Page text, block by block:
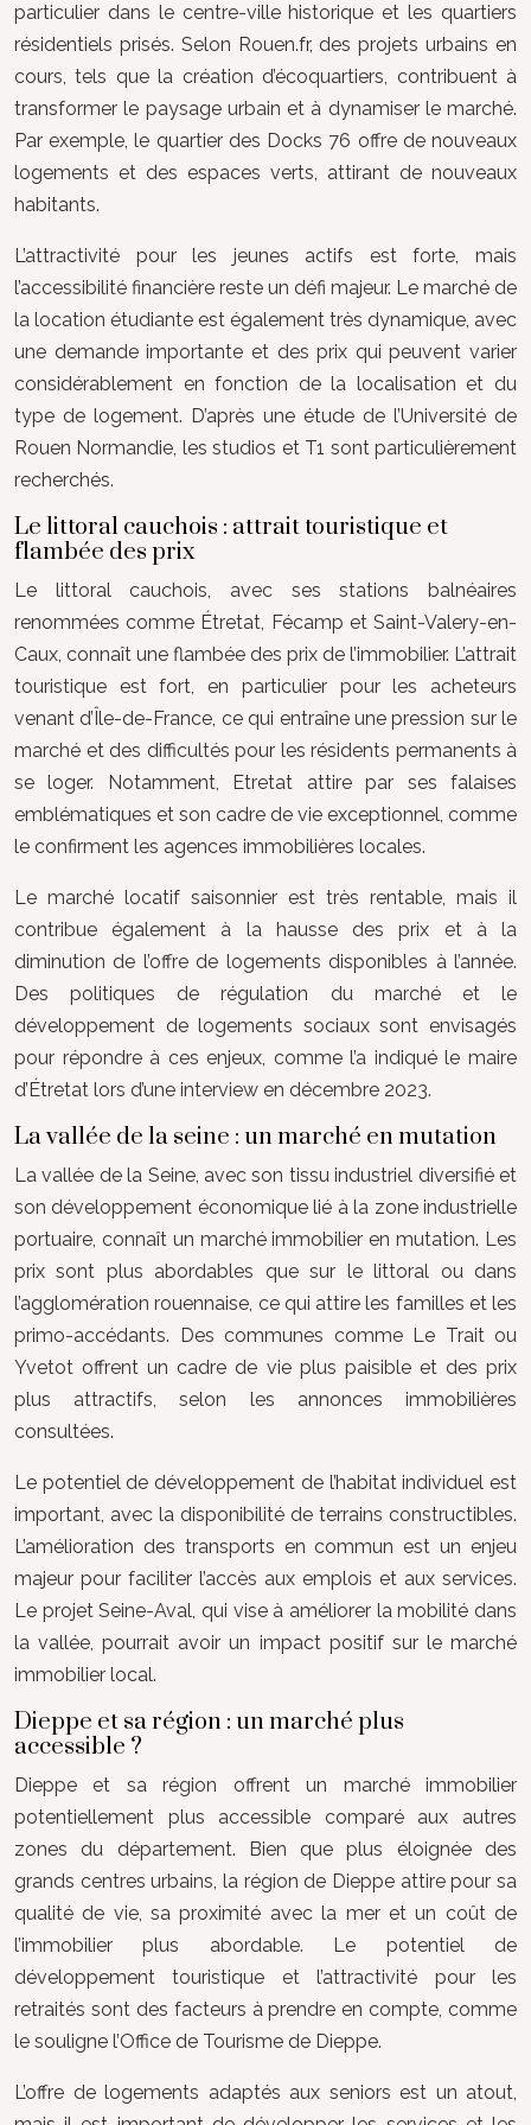
particulier dans le centre-ville historique et les quartiers
résidentiels prisés. Selon Rouen.fr, des projets urbains en
cours, tels que la création d’écoquartiers, contribuent à
transformer le paysage urbain et à dynamiser le marché.
Par exemple, le quartier des Docks 76 offre de nouveaux
logements et des espaces verts, attirant de nouveaux
habitants.
L’attractivité pour les jeunes actifs est forte, mais
l’accessibilité financière reste un défi majeur. Le marché de
la location étudiante est également très dynamique, avec
une demande importante et des prix qui peuvent varier
considérablement en fonction de la localisation et du
type de logement. D’après une étude de l’Université de
Rouen Normandie, les studios et T1 sont particulièrement
recherchés.
Le littoral cauchois : attrait touristique et
flambée des prix
Le littoral cauchois, avec ses stations balnéaires
renommées comme Étretat, Fécamp et Saint-Valery-en-
Caux, connaît une flambée des prix de l’immobilier. L’attrait
touristique est fort, en particulier pour les acheteurs
venant d’Île-de-France, ce qui entraîne une pression sur le
marché et des difficultés pour les résidents permanents à
se loger. Notamment, Etretat attire par ses falaises
emblématiques et son cadre de vie exceptionnel, comme
le confirment les agences immobilières locales.
Le marché locatif saisonnier est très rentable, mais il
contribue également à la hausse des prix et à la
diminution de l’offre de logements disponibles à l’année.
Des politiques de régulation du marché et le
développement de logements sociaux sont envisagés
pour répondre à ces enjeux, comme l’a indiqué le maire
d’Étretat lors d’une interview en décembre 2023.
La vallée de la seine : un marché en mutation
La vallée de la Seine, avec son tissu industriel diversifié et
son développement économique lié à la zone industrielle
portuaire, connaît un marché immobilier en mutation. Les
prix sont plus abordables que sur le littoral ou dans
l’agglomération rouennaise, ce qui attire les familles et les
primo-accédants. Des communes comme Le Trait ou
Yvetot offrent un cadre de vie plus paisible et des prix
plus attractifs, selon les annonces immobilières
consultées.
Le potentiel de développement de l’habitat individuel est
important, avec la disponibilité de terrains constructibles.
L’amélioration des transports en commun est un enjeu
majeur pour faciliter l’accès aux emplois et aux services.
Le projet Seine-Aval, qui vise à améliorer la mobilité dans
la vallée, pourrait avoir un impact positif sur le marché
immobilier local.
Dieppe et sa région : un marché plus
accessible ?
Dieppe et sa région offrent un marché immobilier
potentiellement plus accessible comparé aux autres
zones du département. Bien que plus éloignée des
grands centres urbains, la région de Dieppe attire pour sa
qualité de vie, sa proximité avec la mer et un coût de
l’immobilier plus abordable. Le potentiel de
développement touristique et l’attractivité pour les
retraités sont des facteurs à prendre en compte, comme
le souligne l’Office de Tourisme de Dieppe.
L’offre de logements adaptés aux seniors est un atout,